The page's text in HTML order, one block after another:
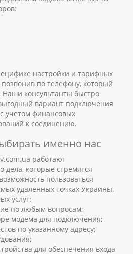
настройки и тарифных
по телефону, который
Наши консультанты быстро
вариант подключения
учетом финансовых
к соединению.
именно нас
работают
дела, которые стремятся
пользоваться
удаленных точках Украины.
услуг:
по любым вопросам;
модема для подключения;
по указанному адресу;
для обеспечения входа